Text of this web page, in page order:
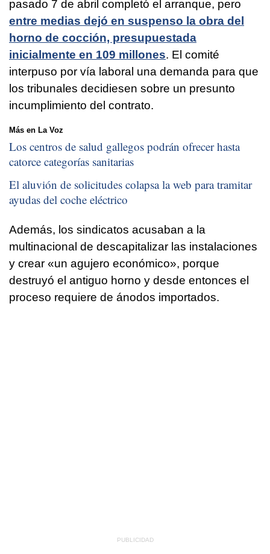
pasado 7 de abril completó el arranque, pero
entre medias dejó en suspenso la obra del
horno de cocción, presupuestada
inicialmente en 109 millones. El comité
interpuso por vía laboral una demanda para que
los tribunales decidiesen sobre un presunto
incumplimiento del contrato.
Más en La Voz
Los centros de salud gallegos podrán ofrecer hasta
catorce categorías sanitarias
El aluvión de solicitudes colapsa la web para tramitar
ayudas del coche eléctrico
Además, los sindicatos acusaban a la
multinacional de descapitalizar las instalaciones
y crear «un agujero económico», porque
destruyó el antiguo horno y desde entonces el
proceso requiere de ánodos importados.